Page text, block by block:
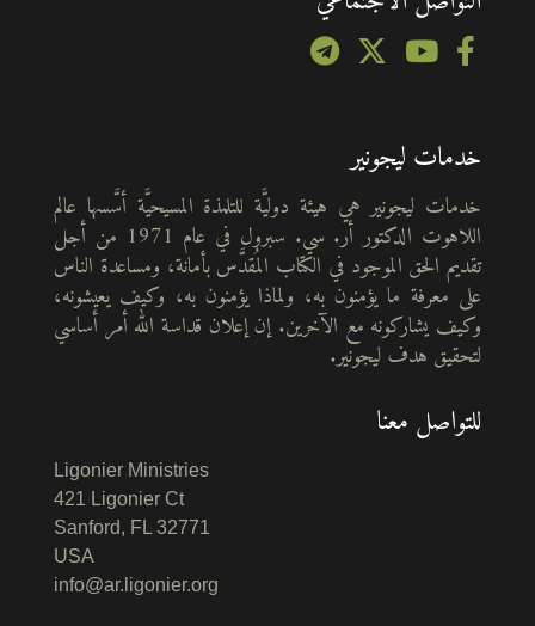
خدمات ليجونير
خدمات ليجونير هي هيئة دوليَّة للتلمذة المسيحيَّة أسَّسها عالم
اللاهوت الدكتور أر. سي. سبرول في عام 1971 من أجل
تقديم الحق الموجود في الكتاب المُقدَّس بأمانة، ومساعدة الناس
على معرفة ما يؤمنون به، ولماذا يؤمنون به، وكيف يعيشونه،
وكيف يشاركونه مع الآخرين. إن إعلان قداسة الله أمر أساسي
لتحقيق هدف ليجونير.
للتواصل معنا
Ligonier Ministries
421 Ligonier Ct
Sanford, FL 32771
USA
info@ar.ligonier.org